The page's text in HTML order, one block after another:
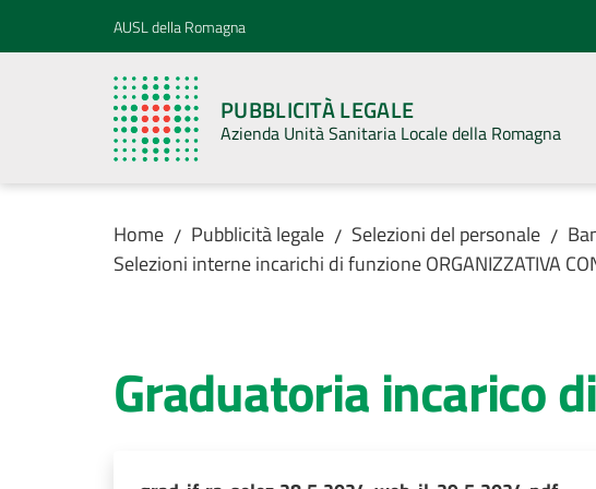
Vai al contenuto
Vai alla navigazioneAUSL della Romagna
PUBBLICITÀ LEGALE
Azienda Unità Sanitaria Locale della Romagna
Home / Pubblicità legale / Selezioni del personale /
Selezioni interne incarichi di funzione ORGANIZZATIVA
Graduatoria incarico